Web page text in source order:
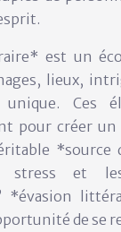
est un
lieux,
Ces
pour créer
*source
et les
*évasion
de se